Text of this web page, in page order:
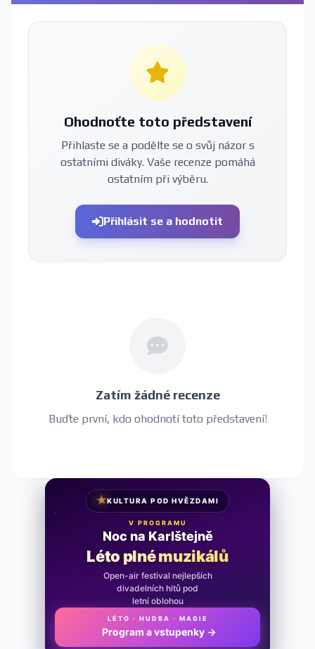
Ohodnoťte toto představení
Přihlaste se a podělte se o svůj názor s
ostatními diváky. Vaše recenze pomáhá
ostatním při výběru.
Přihlásit se a hodnotit
Zatím žádné recenze
Buďte první, kdo ohodnotí toto představení!
★KULTURA POD HVĚZDAMI
V PROGRAMU
Noc na Karlštejně
Léto plné muzikálů
Open-air festival nejlepších
divadelních hitů pod
letní oblohou
LÉTO · HUDBA · MAGIE
Program a vstupenky→